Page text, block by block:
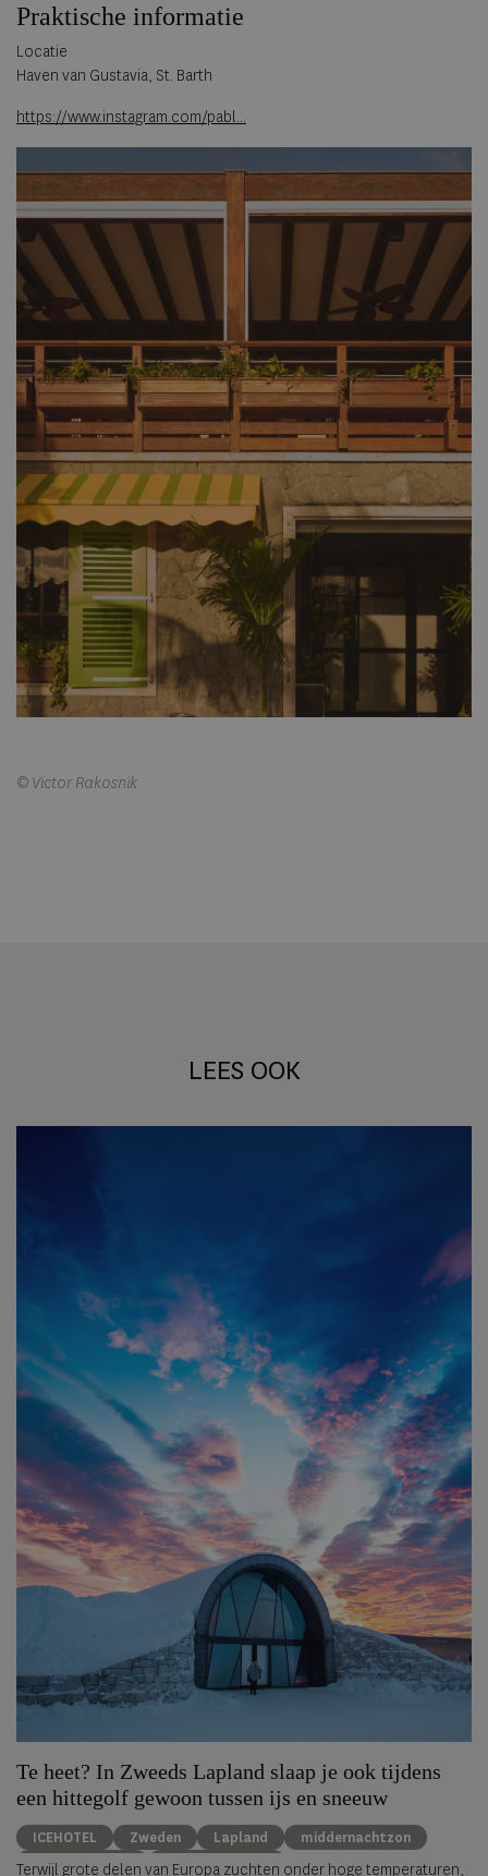
Praktische informatie
Locatie
Haven van Gustavia, St. Barth
https://www.instagram.com/pabl...
© Victor Rakosnik
LEES OOK
Te heet? In Zweeds Lapland slaap je ook tijdens
een hittegolf gewoon tussen ijs en sneeuw
ICEHOTEL Zweden Lapland
middernachtzon
summer travel
Arctische reizen
Terwijl grote delen van Europa zuchten onder hoge temperaturen,